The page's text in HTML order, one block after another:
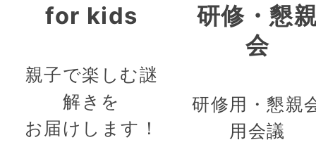
for kids
親子で楽しむ謎
解きを
お届けします！
研修・懇
会
研修用・懇親
用会議